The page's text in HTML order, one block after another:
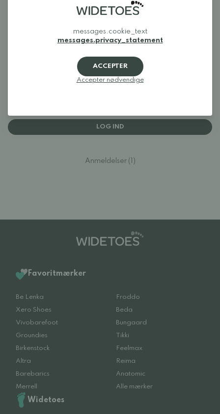
5
LOG IND
Anmeldelser (1)
Favoritmærker
Be Lenka
Froddo
Xero Shoes
Beda
Vivobarefoot
Bungaard
Groundies
Tikki
Birkenstock
Feelmax
Altra
Reima
Barebarics
Anatomic
Merrell
Alle mærker
Widetoes
messages.cookie_text
messages.privacy_statement
ACCEPTER
Accepter nødvendige